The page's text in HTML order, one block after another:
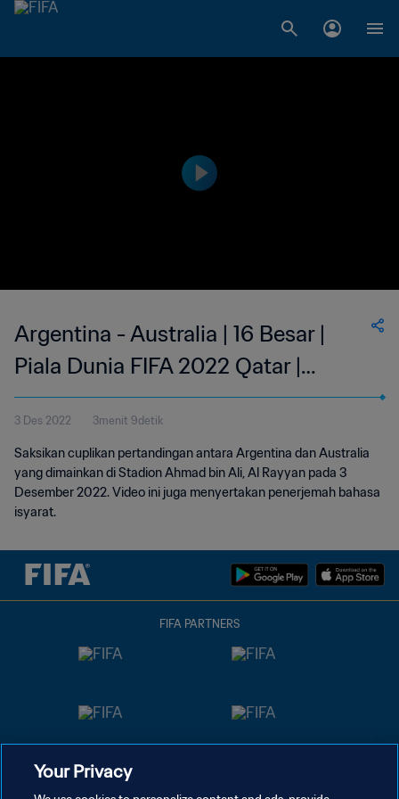
Argentina - Australia | 16 Besar |
Piala Dunia FIFA 2022 Qatar |
Cuplikan Pertandingan (Bahasa
isyarat)
3 Des 2022 3menit 9detik
Saksikan cuplikan pertandingan antara Argentina dan Australia
yang dimainkan di Stadion Ahmad bin Ali, Al Rayyan pada 3
Desember 2022. Video ini juga menyertakan penerjemah bahasa
isyarat.
FIFA PARTNERS
Your Privacy